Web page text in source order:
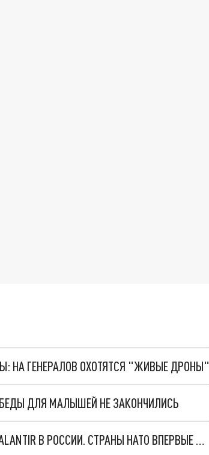
НА ГЕНЕРАЛОВ ОХОТЯТСЯ "ЖИВЫЕ ДРОНЫ"
ДЛЯ МАЛЫШЕЙ НЕ ЗАКОНЧИЛИСЬ
"ОЧЕНЬ ПЛОХИЕ НОВОСТИ": БОЛЬШАЯ ОШИБКА PALANTIR В РОССИИ. СТРАНЫ НАТО ВПЕРВЫЕ ЗА СВО ОСТАНОВИЛИ ПОСТАВКИ ОРУЖИЯ. ВСУ ТЕРЯЮТ ПРИГРАНИЧЬЕ?